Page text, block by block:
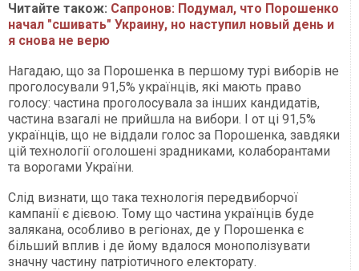
Читайте також: Сапронов: Подумал, что Порошенко
начал "сшивать" Украину, но наступил новый день и
я снова не верю
Нагадаю, що за Порошенка в першому турі виборів не
проголосували 91,5% українців, які мають право
голосу: частина проголосувала за інших кандидатів,
частина взагалі не прийшла на вибори. І от ці 91,5%
українців, що не віддали голос за Порошенка, завдяки
цій технології оголошені зрадниками, колаборантами
та ворогами України.
Слід визнати, що така технологія передвиборчої
кампанії є дієвою. Тому що частина українців буде
залякана, особливо в регіонах, де у Порошенка є
більший вплив і де йому вдалося монополізувати
значну частину патріотичного електорату.